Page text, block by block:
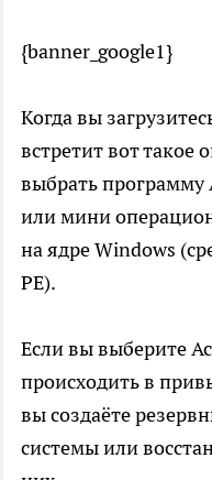
{banner_google1}
Когда вы
встретит вот такое
выбрать программу
или мини
на ядре Windows
PE).
Если вы выберите
происходить в
вы создаёте
системы или